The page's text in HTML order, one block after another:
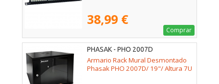
38,99 €
Comprar
PHASAK - PHO 2007D
Armario Rack Mural Desmontado
Phasak PHO 2007D/ 19"/ Altura 7U